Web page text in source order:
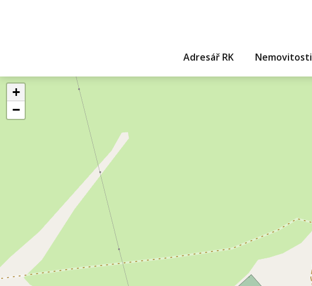
Adresář RK Nemovitosti
+
−